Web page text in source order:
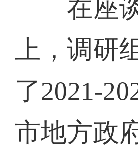
在座
上，调研
了2021-
市地方政